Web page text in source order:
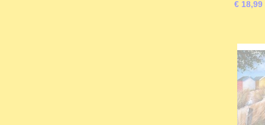
€ 18,99